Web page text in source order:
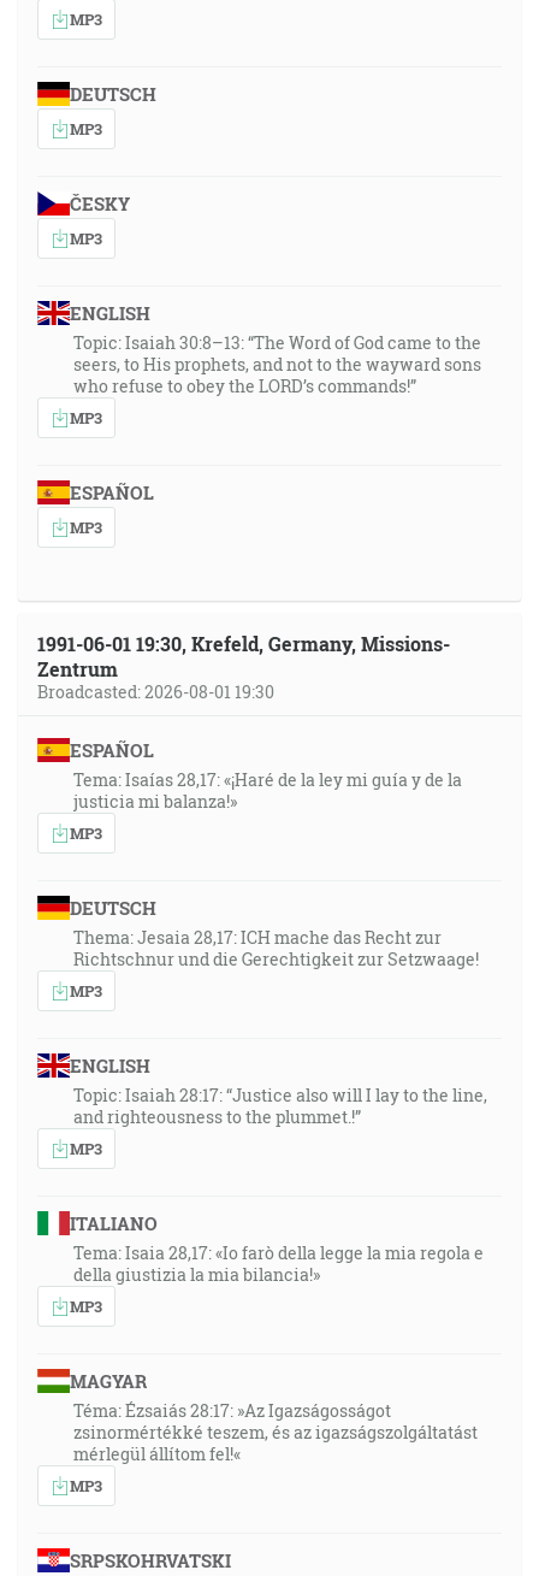
MP3
DEUTSCH
MP3
ČESKY
MP3
ENGLISH
Topic: Isaiah 30:8–13: “The Word of God came to the
seers, to His prophets, and not to the wayward sons
who refuse to obey the LORD’s commands!”
MP3
ESPAÑOL
MP3
1991-06-01 19:30, Krefeld, Germany, Missions-
Zentrum
Broadcasted: 2026-08-01 19:30
ESPAÑOL
Tema: Isaías 28,17: «¡Haré de la ley mi guía y de la
justicia mi balanza!»
MP3
DEUTSCH
Thema: Jesaia 28,17: ICH mache das Recht zur
Richtschnur und die Gerechtigkeit zur Setzwaage!
MP3
ENGLISH
Topic: Isaiah 28:17: “Justice also will I lay to the line,
and righteousness to the plummet.!”
MP3
ITALIANO
Tema: Isaia 28,17: «Io farò della legge la mia regola e
della giustizia la mia bilancia!»
MP3
MAGYAR
Téma: Ézsaiás 28:17: »Az Igazságosságot
zsinormértékké teszem, és az igazságszolgáltatást
mérlegül állítom fel!«
MP3
SRPSKOHRVATSKI